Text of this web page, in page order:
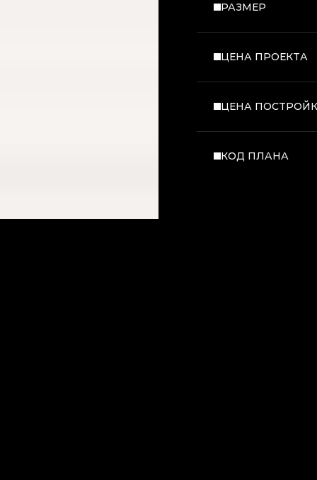
РАЗМЕР
ЦЕНА ПРОЕКТА
ЦЕНА
КОД ПЛАНА